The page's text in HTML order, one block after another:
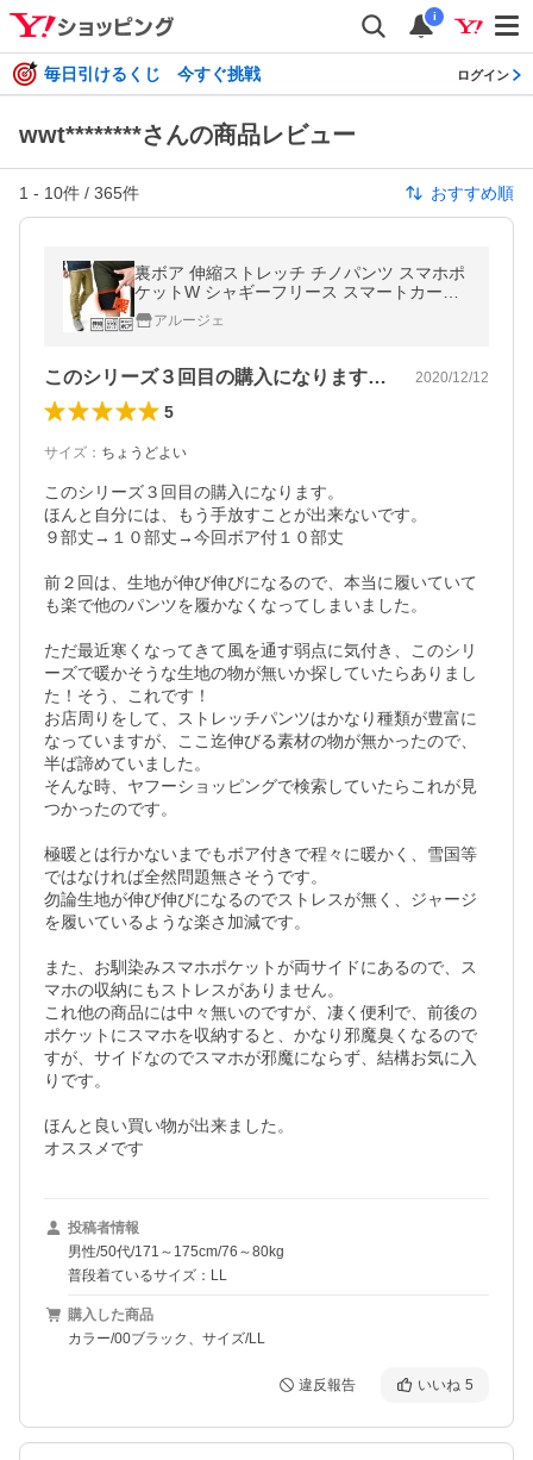
i
毎日引けるくじ 今すぐ挑戦 ログイン
wwt********さんの商品レビュー
1 - 10件 / 365件 おすすめ順
裏ボア 伸縮ストレッチ チノパンツ スマホポ
ケットW シャギーフリース スマートカーゴ
暖 防寒 保温 冬パンツ セール 爆買
アルージェ
このシリーズ３回目の購入になります。ほ… 2020/12/12
5
サイズ ： ちょうどよい
このシリーズ３回目の購入になります。
ほんと自分には、もう手放すことが出来ないです。
９部丈→１０部丈→今回ボア付１０部丈
前２回は、生地が伸び伸びになるので、本当に履いていて
も楽で他のパンツを履かなくなってしまいました。
ただ最近寒くなってきて風を通す弱点に気付き、このシリ
ーズで暖かそうな生地の物が無いか探していたらありまし
た！そう、これです！
お店周りをして、ストレッチパンツはかなり種類が豊富に
なっていますが、ここ迄伸びる素材の物が無かったので、
半ば諦めていました。
そんな時、ヤフーショッピングで検索していたらこれが見
つかったのです。
極暖とは行かないまでもボア付きで程々に暖かく、雪国等
ではなければ全然問題無さそうです。
勿論生地が伸び伸びになるのでストレスが無く、ジャージ
を履いているような楽さ加減です。
また、お馴染みスマホポケットが両サイドにあるので、ス
マホの収納にもストレスがありません。
これ他の商品には中々無いのですが、凄く便利で、前後の
ポケットにスマホを収納すると、かなり邪魔臭くなるので
すが、サイドなのでスマホが邪魔にならず、結構お気に入
りです。
ほんと良い買い物が出来ました。
オススメです
投稿者情報
男性/50代/171～175cm/76～80kg
普段着ているサイズ：LL
購入した商品
カラー/00ブラック、サイズ/LL
違反報告 いいね 5